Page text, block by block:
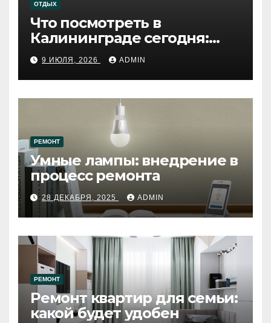
ОТДЫХ
Что посмотреть в
Калининграде сегодня:
путеводитель по самому
западному городу России
9 ИЮЛЯ, 2026 ADMIN
РЕМОНТ
Умные лампы: внедрение в
процесс ремонта
28 ДЕКАБРЯ, 2025 ADMIN
РЕМОНТ
Ремонт квартир для семьи:
какой будет удобен